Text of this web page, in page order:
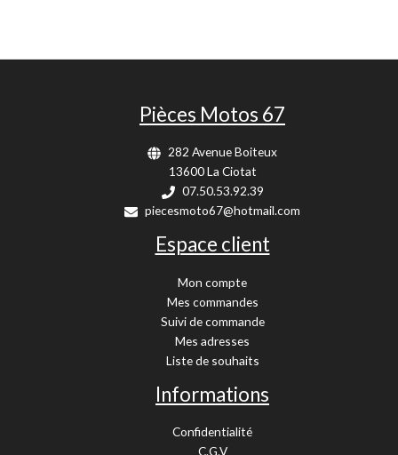
Pièces Motos 67
282 Avenue Boiteux
13600 La Ciotat
07.50.53.92.39
piecesmoto67@hotmail.com
Espace client
Mon compte
Mes commandes
Suivi de commande
Mes adresses
Liste de souhaits
Informations
Confidentialité
C.G.V